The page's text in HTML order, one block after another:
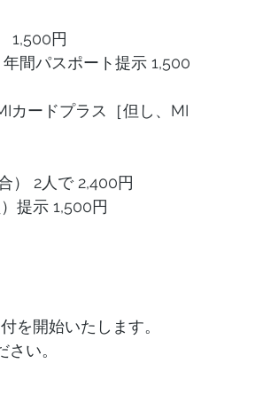
1,500円
間パスポート提示 1,500
カードプラス［但し、MI
） 2人で 2,400円
提示 1,500円
を開始いたします。
い。